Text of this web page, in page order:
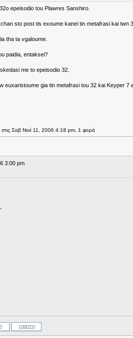
epeisodio tou Plawres Sanshiro.
sto post tis exoume kanei tin metafrasi kai twn
tha ta vgaloume.
paidia, entaksei?
me to epeisodio 32.
euxaristoume gia tin metafrasi tou 32 kai Keyper 7
στις Σαβ Νοέ 11, 2006 4:18 pm, 1 φορά
3:00 pm